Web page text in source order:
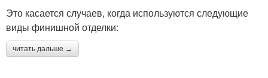
Это касается случаев, когда используются следующие
виды финишной отделки:
читать дальше →